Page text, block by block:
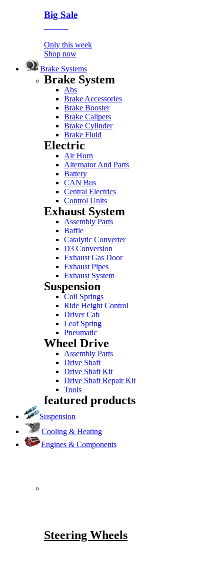
Big Sale
Only this week
Shop now
Brake Systems
Brake System
Abs
Brake Accessories
Brake Booster
Brake Calipers
Brake Cylinder
Brake Fluid
Electric
Air Horn
Alternator And Parts
Battery
CAN Bus
Central Electrics
Control Units
Exhaust System
Assembly Parts
Baffle
Catalytic Converter
D3 Conversion
Exhaust Gas Door
Exhaust Pipes
Exhaust System
Suspension
Coil Springs
Ride Height Control
Driver Cab
Leaf Spring
Pneumatic
Wheel Drive
Assembly Parts
Drive Shaft
Drive Shaft Kit
Drive Shaft Repair Kit
Tools
featured products
Suspension
Cooling & Heating
Engines & Components
Steering Wheels